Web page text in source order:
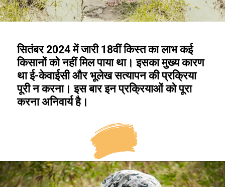
सितंबर 2024 में जारी 18वीं किस्त का लाभ कई
किसानों को नहीं मिल पाया था। इसका मुख्य कारण
था ई-केवाईसी और भूलेख सत्यापन की प्रक्रिया
पूरी न करना। इस बार इन प्रक्रियाओं को पूरा
करना अनिवार्य है।